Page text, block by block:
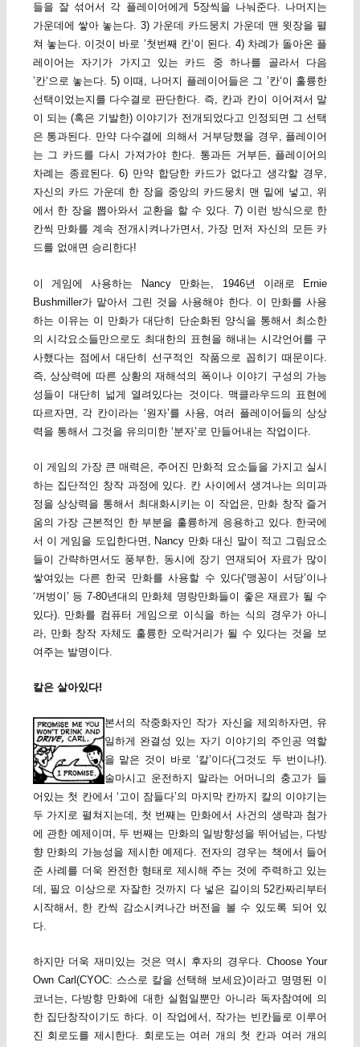
들을 잘 섞어서 각 플레이어에게 5장씩을 나눠준다. 나머지는
가운데에 쌓아 놓는다. 3) 가운데 카드뭉치 가운데 맨 윗장을 펼
쳐 놓는다. 이것이 바로 ’첫번째 칸‘이 된다. 4) 차례가 돌아온 플
레이어는 자기가 가지고 있는 카드 중 하나를 골라서 다음
’칸‘으로 놓는다. 5) 이때, 나머지 플레이어들은 그 ’칸‘이 훌륭한
선택이었는지를 다수결로 판단한다. 즉, 칸과 칸이 이어져서 말
이 되는 (혹은 기발한) 이야기가 전개되었다고 인정되면 그 선택
은 통과된다. 만약 다수결에 의해서 거부당했을 경우, 플레이어
는 그 카드를 다시 가져가야 한다. 통과든 거부든, 플레이어의
차례는 종료된다. 6) 만약 합당한 카드가 없다고 생각할 경우,
자신의 카드 가운데 한 장을 중앙의 카드뭉치 맨 밑에 넣고, 위
에서 한 장을 뽑아와서 교환을 할 수 있다. 7) 이런 방식으로 한
칸씩 만화를 계속 전개시켜나가면서, 가장 먼저 자신의 모든 카
드를 없애면 승리한다!
이 게임에 사용하는 Nancy 만화는, 1946년 이래로 Ernie
Bushmiller가 맡아서 그린 것을 사용해야 한다. 이 만화를 사용
하는 이유는 이 만화가 대단히 단순화된 양식을 통해서 최소한
의 시각요소들만으로도 최대한의 표현을 해내는 시각언어를 구
사했다는 점에서 대단히 선구적인 작품으로 꼽히기 때문이다.
즉, 상상력에 따른 상황의 재해석의 폭이나 이야기 구성의 가능
성들이 대단히 넓게 열려있다는 것이다. 맥클라우드의 표현에
따르자면, 각 칸이라는 ‘원자’를 사용, 여러 플레이어들의 상상
력을 통해서 그것을 유의미한 ‘분자’로 만들어내는 작업이다.
이 게임의 가장 큰 매력은, 주어진 만화적 요소들을 가지고 실시
하는 집단적인 창작 과정에 있다. 칸 사이에서 생겨나는 의미과
정을 상상력을 통해서 최대화시키는 이 작업은, 만화 창작 즐거
움의 가장 근본적인 한 부분을 훌륭하게 응용하고 있다. 한국에
서 이 게임을 도입한다면, Nancy 만화 대신 말이 적고 그림요소
들이 간략하면서도 풍부한, 동시에 장기 연재되어 자료가 많이
쌓여있는 다른 한국 만화를 사용할 수 있다(‘맹꽁이 서당’이나
‘꺼벙이’ 등 7-80년대의 만화체 명랑만화들이 좋은 재료가 될 수
있다). 만화를 컴퓨터 게임으로 이식을 하는 식의 경우가 아니
라, 만화 창작 자체도 훌륭한 오락거리가 될 수 있다는 것을 보
여주는 발명이다.
칼은 살아있다!
본서의 작중화자인 작가 자신을 제외하자면, 유
일하게 완결성 있는 자기 이야기의 주인공 역할
을 맡은 것이 바로 ‘칼’이다(그것도 두 번이나!).
술마시고 운전하지 말라는 어머니의 충고가 들
어있는 첫 칸에서 ‘고이 잠들다’의 마지막 칸까지 칼의 이야기는
두 가지로 펼쳐지는데, 첫 번째는 만화에서 사건의 생략과 첨가
에 관한 예제이며, 두 번째는 만화의 일방향성을 뛰어넘는, 다방
향 만화의 가능성을 제시한 예제다. 전자의 경우는 책에서 들어
준 사례를 더욱 완전한 형태로 제시해 주는 것에 주력하고 있는
데, 필요 이상으로 자잘한 것까지 다 넣은 길이의 52칸짜리부터
시작해서, 한 칸씩 감소시켜나간 버전을 볼 수 있도록 되어 있
다.
하지만 더욱 재미있는 것은 역시 후자의 경우다. Choose Your
Own Carl(CYOC: 스스로 칼을 선택해 보세요)이라고 명명된 이
코너는, 다방향 만화에 대한 실험일뿐만 아니라 독자참여에 의
한 집단창작이기도 하다. 이 작업에서, 작가는 빈칸들로 이루어
진 회로도를 제시한다. 회로도는 여러 개의 첫 칸과 여러 개의